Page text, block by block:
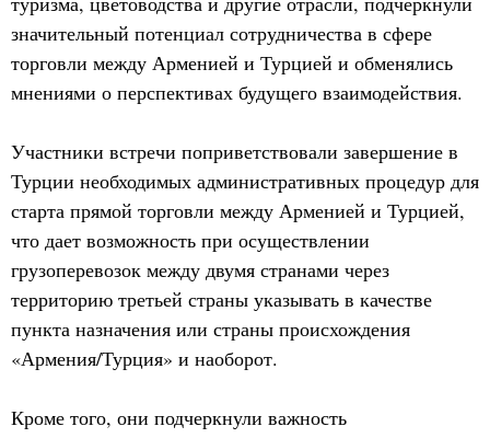
значительный потенциал сотрудничества в сфере
торговли между Арменией и Турцией и обменялись
мнениями о перспективах будущего взаимодействия.
Участники встречи поприветствовали завершение в
Турции необходимых административных процедур для
старта прямой торговли между Арменией и Турцией,
что дает возможность при осуществлении
грузоперевозок между двумя странами через
территорию третьей страны указывать в качестве
пункта назначения или страны происхождения
«Армения/Турция» и наоборот.
Кроме того, они подчеркнули важность